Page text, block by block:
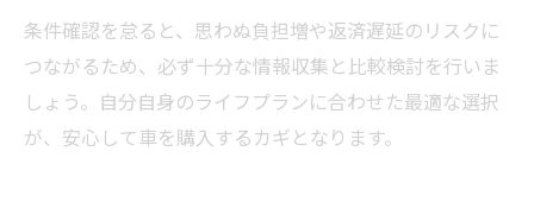
条件確認を怠ると、思わぬ負担増や返済遅延のリスクに
つながるため、必ず十分な情報収集と比較検討を行いま
しょう。自分自身のライフプランに合わせた最適な選択
が、安心して車を購入するカギとなります。